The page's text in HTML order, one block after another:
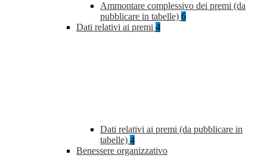
Ammontare complessivo dei premi (da
pubblicare in tabelle) 6
Dati relativi ai premi 4
Dati relativi ai premi (da pubblicare in
tabelle) 4
Benessere organizzativo